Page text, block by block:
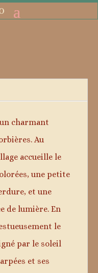
charmant
Au
accueille le
une petite
et une
de lumière. En
le
par le soleil
et ses